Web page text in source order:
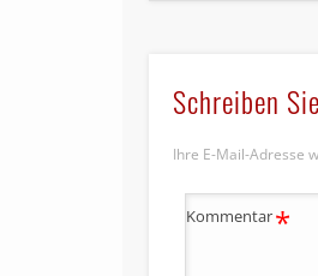
Schreiben
Ihre E-Mail-Adresse
Kommentar*